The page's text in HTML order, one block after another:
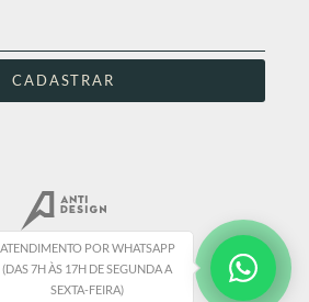
ATENDIMENTO POR WHATSAPP
(DAS 7H ÀS 17H DE SEGUNDA A
SEXTA-FEIRA)